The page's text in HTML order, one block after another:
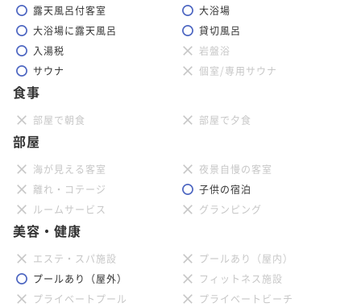
露天風呂付客室
大浴場
大浴場に露天風呂
貸切風呂
入湯税
岩盤浴
サウナ
個室/専用サウナ
食事
部屋で朝食 部屋で夕食
部屋
海が見える客室
夜景自慢の客室
離れ・コテージ
子供の宿泊
ルームサービス
グランピング
美容・健康
エステ・スパ施設
プールあり（屋内）
プールあり（屋外）
フィットネス施設
プライベートプール
プライベートビーチ